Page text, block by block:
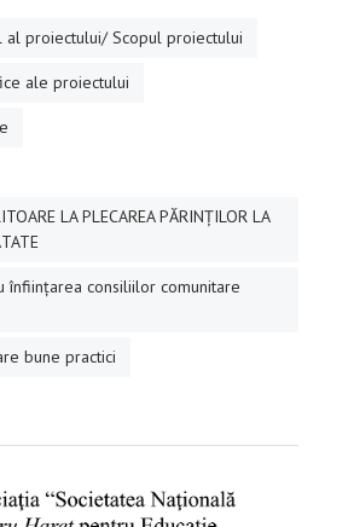
al proiectului/ Scopul proiectului
ale proiectului
LA PLECAREA PĂRINȚILOR LA
înființarea consiliilor comunitare
bune practici